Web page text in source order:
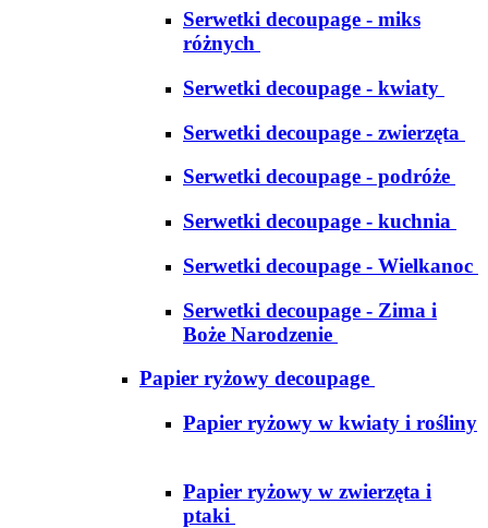
Serwetki decoupage - miks
różnych
Serwetki decoupage - kwiaty
Serwetki decoupage - zwierzęta
Serwetki decoupage - podróże
Serwetki decoupage - kuchnia
Serwetki decoupage - Wielkanoc
Serwetki decoupage - Zima i
Boże Narodzenie
Papier ryżowy decoupage
Papier ryżowy w kwiaty i rośliny
Papier ryżowy w zwierzęta i
ptaki